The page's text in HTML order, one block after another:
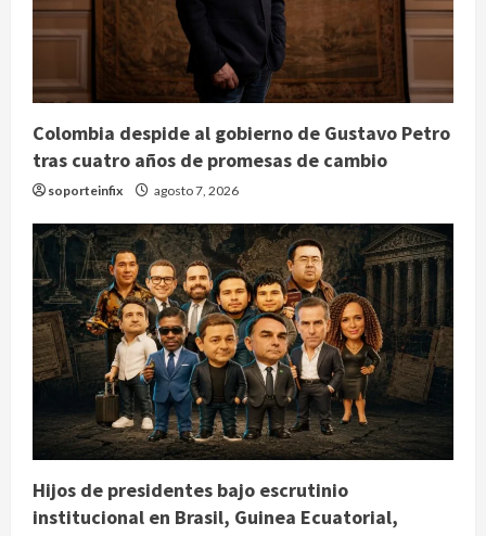
Colombia despide al gobierno de Gustavo Petro
tras cuatro años de promesas de cambio
soporteinfix agosto 7, 2026
Hijos de presidentes bajo escrutinio
institucional en Brasil, Guinea Ecuatorial,